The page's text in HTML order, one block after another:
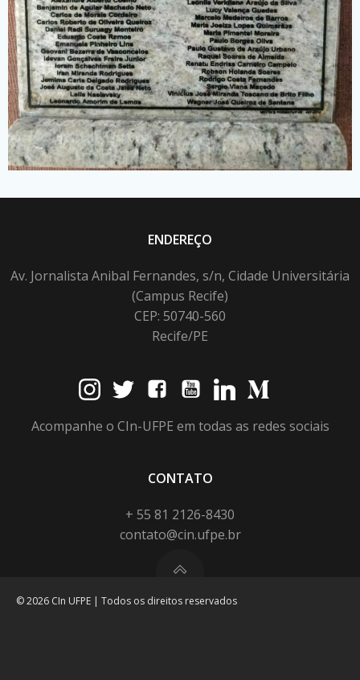
ENDEREÇO
Av. Jornalista Anibal Fernandes, s/n, Cidade Universitária
(Campus Recife)
CEP: 50740-560
Recife/PE
Acompanhe o CIn-UFPE em todas as redes sociais
CONTATO
+ 55 81 2126-8430
contato@cin.ufpe.br
© 2026 CIn UFPE | Todos os direitos reservados